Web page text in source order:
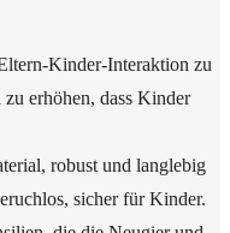
Kinder-Interaktion zu
erhöhen, dass Kinder
robust und langlebig
sicher für Kinder.